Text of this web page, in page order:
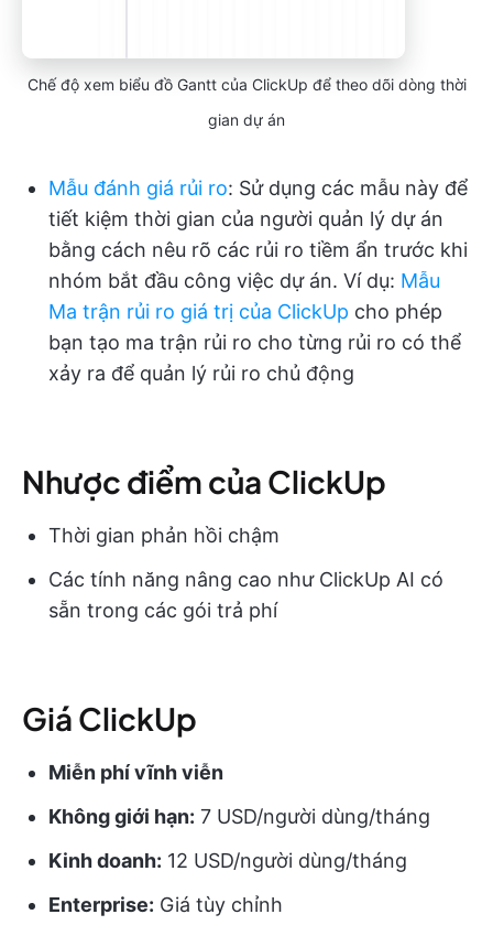
Chế độ xem biểu đồ Gantt của ClickUp để theo dõi dòng thời
gian dự án
Mẫu đánh giá rủi ro: Sử dụng các mẫu này để
tiết kiệm thời gian của người quản lý dự án
bằng cách nêu rõ các rủi ro tiềm ẩn trước khi
nhóm bắt đầu công việc dự án. Ví dụ: Mẫu
Ma trận rủi ro giá trị của ClickUp cho phép
bạn tạo ma trận rủi ro cho từng rủi ro có thể
xảy ra để quản lý rủi ro chủ động
Nhược điểm của ClickUp
Thời gian phản hồi chậm
Các tính năng nâng cao như ClickUp AI có
sẵn trong các gói trả phí
Giá ClickUp
Miễn phí vĩnh viễn
Không giới hạn: 7 USD/người dùng/tháng
Kinh doanh: 12 USD/người dùng/tháng
Enterprise: Giá tùy chỉnh